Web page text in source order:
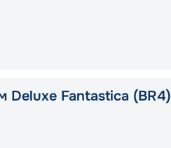
Deluxe Fantastica (BR4)